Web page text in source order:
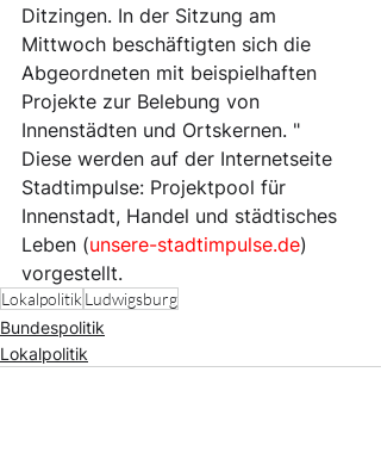
Ditzingen. In der Sitzung am
Mittwoch beschäftigten sich die
Abgeordneten mit beispielhaften
Projekte zur Belebung von
Innenstädten und Ortskernen. "
Diese werden auf der Internetseite
Stadtimpulse: Projektpool für
Innenstadt, Handel und städtisches
Leben (unsere-stadtimpulse.de)
vorgestellt.
Lokalpolitik Ludwigsburg
Bundespolitik
Lokalpolitik